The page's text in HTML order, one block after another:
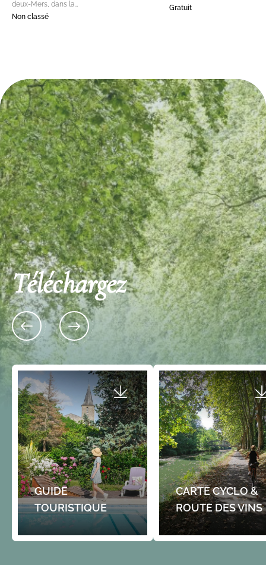
deux-Mers, dans la…
Non classé
Gratuit
Téléchargez
GUIDE
TOURISTIQUE
CARTE CYCLO &
ROUTE DES VINS